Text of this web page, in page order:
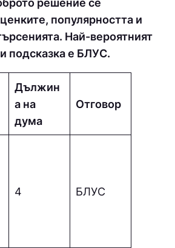
популярността и
Най-вероятният
подсказка е БЛУC.
Дължин
а на
дума
Отговор
4 БЛУC